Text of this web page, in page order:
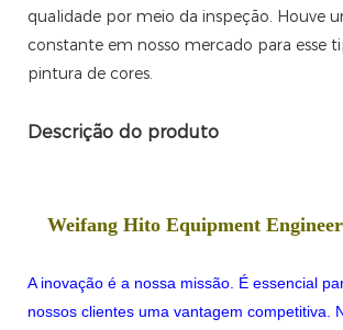
qualidade por meio da inspeção. Houve
constante em nosso mercado para esse
pintura de cores.
Descrição do produto
Weifang Hito Equipment
A inovação é a nossa missão. É essencial
nossos clientes uma vantagem competitiva.